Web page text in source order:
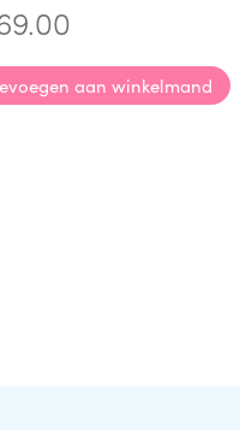
aan winkelmand